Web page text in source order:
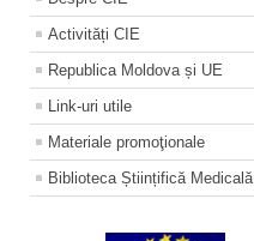
Activități CIE
Republica Moldova și UE
Link-uri utile
Materiale promoţionale
Biblioteca Științifică Medicală